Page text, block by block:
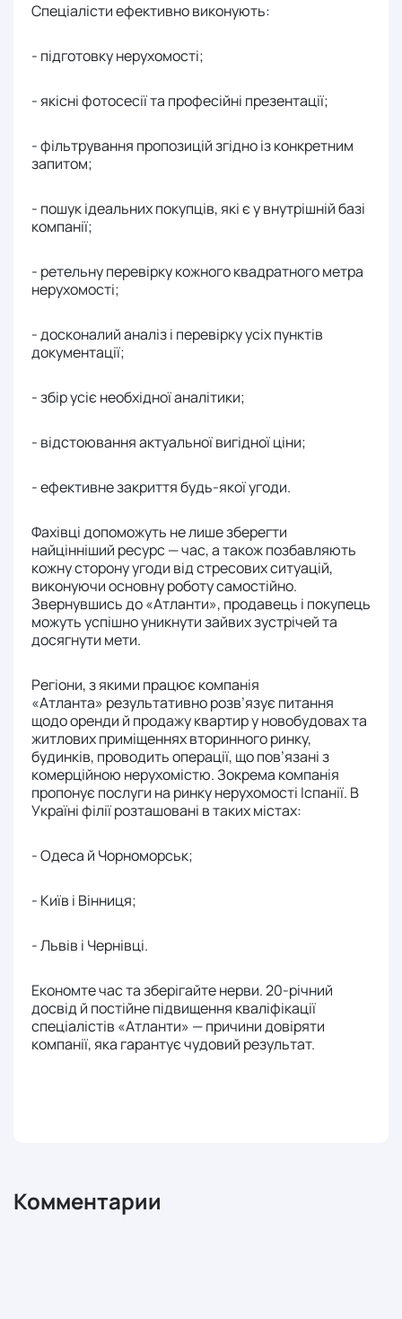
Спеціалісти ефективно виконують:
- підготовку нерухомості;
- якісні фотосесії та професійні презентації;
- фільтрування пропозицій згідно із конкретним
запитом;
- пошук ідеальних покупців, які є у внутрішній базі
компанії;
- ретельну перевірку кожного квадратного метра
нерухомості;
- досконалий аналіз і перевірку усіх пунктів
документації;
- збір усіє необхідної аналітики;
- відстоювання актуальної вигідної ціни;
- ефективне закриття будь-якої угоди.
Фахівці допоможуть не лише зберегти
найцінніший ресурс — час, а також позбавляють
кожну сторону угоди від стресових ситуацій,
виконуючи основну роботу самостійно.
Звернувшись до «Атланти», продавець і покупець
можуть успішно уникнути зайвих зустрічей та
досягнути мети.
Регіони, з якими працює компанія
«Атланта» результативно розв’язує питання
щодо оренди й продажу квартир у новобудовах та
житлових приміщеннях вторинного ринку,
будинків, проводить операції, що пов’язані з
комерційною нерухомістю. Зокрема компанія
пропонує послуги на ринку нерухомості Іспанії. В
Україні філії розташовані в таких містах:
- Одеса й Чорноморськ;
- Київ і Вінниця;
- Львів і Чернівці.
Економте час та зберігайте нерви. 20-річний
досвід й постійне підвищення кваліфікації
спеціалістів «Атланти» — причини довіряти
компанії, яка гарантує чудовий результат.
Комментарии